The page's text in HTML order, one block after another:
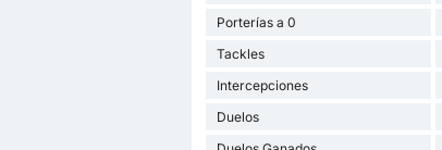
Porterías a 0
Tackles
Intercepciones
Duelos